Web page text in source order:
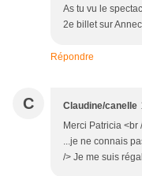
As tu vu le
2e billet sur
Répondre
C Claudine/canelle
Merci Patricia <br
...je ne connais
/> Je me suis